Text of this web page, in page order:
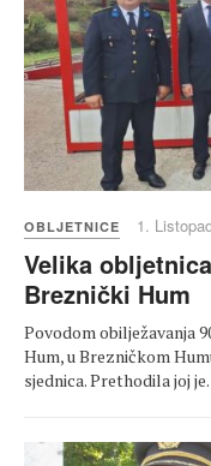
OBLJETNICE 1.
Velika
Breznički Hum
Povodom obilježavanja
Hum, u Brezničkom
sjednica. Prethodila joj